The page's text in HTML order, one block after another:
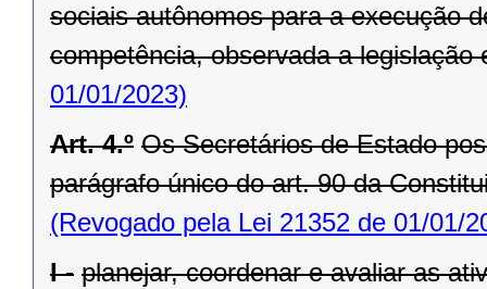
sociais autônomos para a execução
competência, observada a legislação
01/01/2023)
Art. 4.º Os Secretários de Estado
parágrafo único do art. 90 da
(Revogado pela Lei 21352 de 01/01/
I - planejar, coordenar e avaliar as